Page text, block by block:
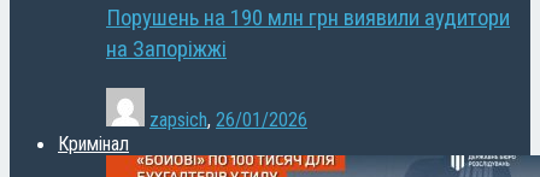
Порушень на 190 млн грн виявили аудитори
на Запоріжжі
zapsich, 26/01/2026
Кримінал